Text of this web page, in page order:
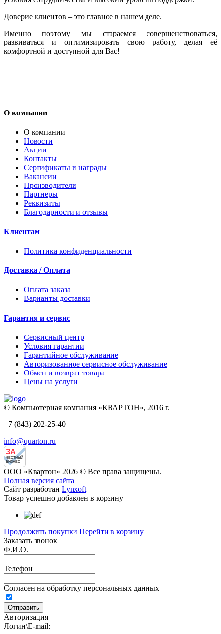
Доверие клиентов – это главное в нашем деле.
Именно поэтому мы стараемся совершенствоваться,
развиваться и оптимизировать свою работу, делая её
комфортной и доступной для Вас!
О компании
О компании
Новости
Акции
Контакты
Сертификаты и награды
Вакансии
Производители
Партнеры
Реквизиты
Благодарности и отзывы
Клиентам
Политика конфиденциальности
Доставка / Оплата
Оплата заказа
Варианты доставки
Гарантия и сервис
Сервисный центр
Условия гарантии
Гарантийное обслуживание
Авторизованное сервисное обслуживание
Обмен и возврат товара
Цены на услуги
© Компьютерная компания «КВАРТОН», 2016 г.
+7 (843) 202-25-40
info@quarton.ru
ЗА
ЧЕСТНЫЙ
БИЗНЕС
ООО «Квартон» 2026 © Все права защищены.
Полная версия сайта
Сайт разработан Lynxoft
Товар успешно добавлен в корзину
Продолжить покупки Перейти в корзину
Заказать звонок
Ф.И.О.
Телефон
Согласен на обработку персональных данных
Авторизация
Логин\E-mail: